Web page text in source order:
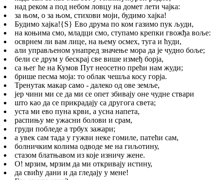
над реком а под небом ловцу на домет лети чајка:
за њом, о за њом, стихови моји, будимо хајка!
Будимо хајка!{S} Ево друма по ком газимо пук људи,
на коњима смо, младци смо, ступамо крепки гвожђа воље:
осврнем ли вам лице, на њему осмех, туга и ћуди,
али управљеном унапред значење мора да је чудно боље;
бели се друм у бескрај све више измеђ борја,
са њег ће на Кумов Пут неосетно прећи нам жуди;
брише песма моја: то облак чешља косу горја.
Тренутак макар само - далеко од ове земље,
јер чини ми се да ми се опет збивају оне чудне ствари
што као да се прикрадају са другога света;
уста ми ево пуна крви, а усна напета,
распињу ме ужасни болови и срам,
груди побледе а трбух зажари;
а увек сам тада у гужви неке гомиле, патећи сам,
болничким колима одводе ме на гиљотину,
стазом блатњавом из које изничу жене.
О! мрзим, мрзим да ми откривају истину,
да свићу дани и да гледају у мене!